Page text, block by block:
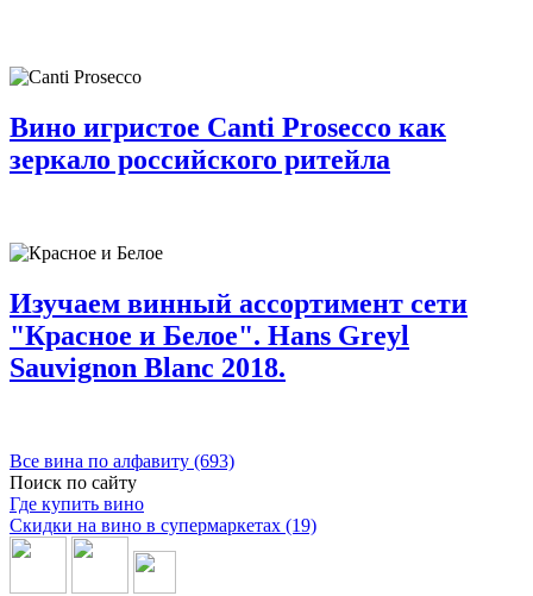
Вино игристое Canti Prosecco как
зеркало российского ритейла
Изучаем винный ассортимент сети
"Красное и Белое". Hans Greyl
Sauvignon Blanc 2018.
Все вина по алфавиту (693)
Поиск по сайту
Где купить вино
Скидки на вино в супермаркетах (19)